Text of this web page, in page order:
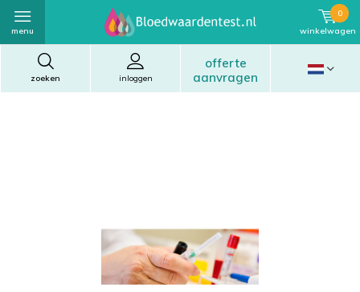
zoeken
offerte
aanvragen
inloggen
menu winkelwagen
0